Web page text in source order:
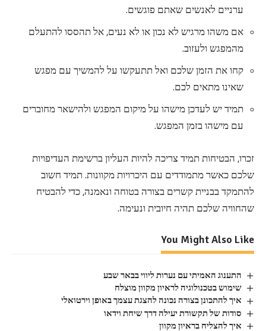
ערניים לאנשים שאתם פוגשים.
אם משהו מרגיש לא נכון או לא נעים, אל תהססו להתעלם
מהמפגש ולעזוב.
קחו את הזמן שלכם ואל תתעקשו על להמשיך עם מפגש
שאינו מתאים לכם.
תמיד יש לעדכן מישהו על מיקום המפגש ולהישאר מחוברים
עם מישהו בזמן המפגש.
זכרו, הבטיחות תמיד צריכה להיות העליון ברשימת העדיפויות
שלכם כאשר מתמודדים עם היכרויות מקוונות. תמיד חשוב
להתמקד בבניית קשרים בצורה בטוחה ונאמנה, כדי להבטיח
שהחוויה שלכם תהיה חיובית ונעימה.
You Might Also Like
התענוג האמיתי עם נערות ליווי בבאר שבע
שימוש בטכנולוגיה לראיון מקוון מוצלח
איך להתכונן בצורה נכונה להצגת עצמך באופן וירטואלי
סודות של תקשורת יעילה דרך שיחת וידאו
איך להצליח בראיון מקוון